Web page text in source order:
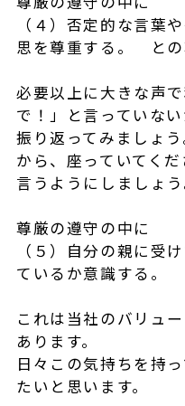
（４）否定的な言葉
思を尊重する。 との
必要以上に大きな声
で！」と言っていな
振り返ってみましょ
から、座っていてく
言うようにしましょう
尊厳の遵守の中に
（５）自分の親に受
ているか意識する。
これは当社のバリュ
あります。
日々この気持ちを持
たいと思います。